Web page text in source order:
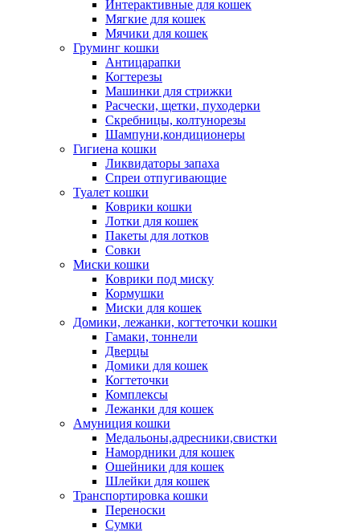
Интерактивные для кошек
Мягкие для кошек
Мячики для кошек
Груминг кошки
Антицарапки
Когтерезы
Машинки для стрижки
Расчески, щетки, пуходерки
Скребницы, колтунорезы
Шампуни,кондиционеры
Гигиена кошки
Ликвидаторы запаха
Спреи отпугивающие
Туалет кошки
Коврики кошки
Лотки для кошек
Пакеты для лотков
Совки
Миски кошки
Коврики под миску
Кормушки
Миски для кошек
Домики, лежанки, когтеточки кошки
Гамаки, тоннели
Дверцы
Домики для кошек
Когтеточки
Комплексы
Лежанки для кошек
Амуниция кошки
Медальоны,адресники,свистки
Намордники для кошек
Ошейники для кошек
Шлейки для кошек
Транспортировка кошки
Переноски
Сумки